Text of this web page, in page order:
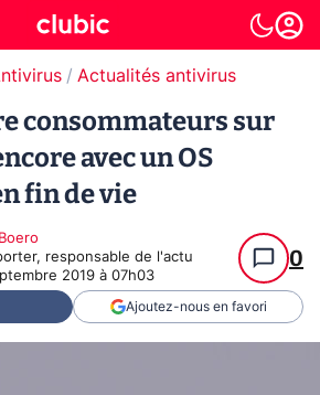
Actualités antivirus
consommateurs sur
avec un OS
fin de vie
responsable de l'actu
2019 à 07h03
0
Ajoutez-nous en favori